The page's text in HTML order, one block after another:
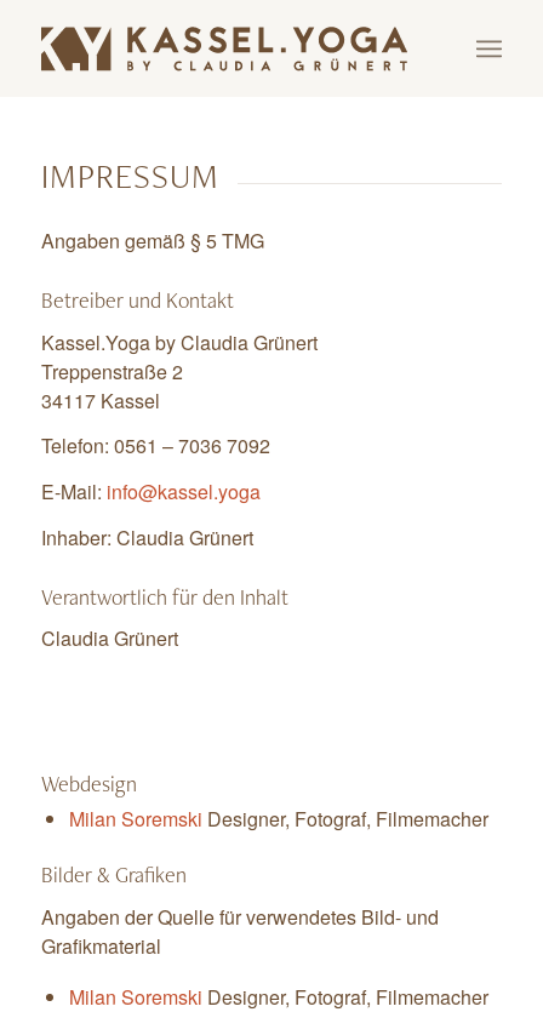
IMPRESSUM
Angaben gemäß § 5 TMG
Betreiber und Kontakt
Kassel.Yoga by Claudia Grünert
Treppenstraße 2
34117 Kassel
Telefon: 0561 – 7036 7092
E-Mail: info@kassel.yoga
Inhaber: Claudia Grünert
Verantwortlich für den Inhalt
Claudia Grünert
Webdesign
Milan Soremski Designer, Fotograf, Filmemacher
Bilder & Grafiken
Angaben der Quelle für verwendetes Bild- und
Grafikmaterial
Milan Soremski Designer, Fotograf, Filmemacher